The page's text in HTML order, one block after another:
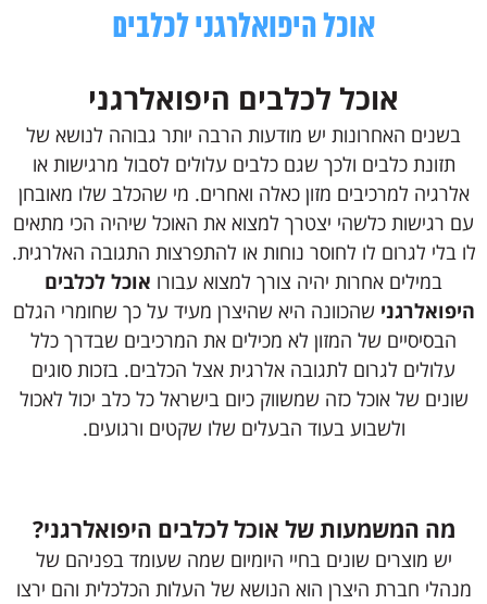
אוכל היפואלרגני לכלבים
אוכל לכלבים היפואלרגני
בשנים האחרונות יש מודעות הרבה יותר גבוהה לנושא של
תזונת כלבים ולכך שגם כלבים עלולים לסבול מרגישות או
אלרגיה למרכיבים מזון כאלה ואחרים. מי שהכלב שלו מאובחן
עם רגישות כלשהי יצטרך למצוא את האוכל שיהיה הכי מתאים
לו בלי לגרום לו לחוסר נוחות או להתפרצות התגובה האלרגית.
במילים אחרות יהיה צורך למצוא עבורו אוכל לכלבים
היפואלרגני שהכוונה היא שהיצרן מעיד על כך שחומרי הגלם
הבסיסיים של המזון לא מכילים את המרכיבים שבדרך כלל
עלולים לגרום לתגובה אלרגית אצל הכלבים. בזכות סוגים
שונים של אוכל כזה שמשווק כיום בישראל כל כלב יכול לאכול
ולשבוע בעוד הבעלים שלו שקטים ורגועים.
מה המשמעות של אוכל לכלבים היפואלרגני?
יש מוצרים שונים בחיי היומיום שמה שעומד בפניהם של
מנהלי חברת היצרן הוא הנושא של העלות הכלכלית והם ירצו